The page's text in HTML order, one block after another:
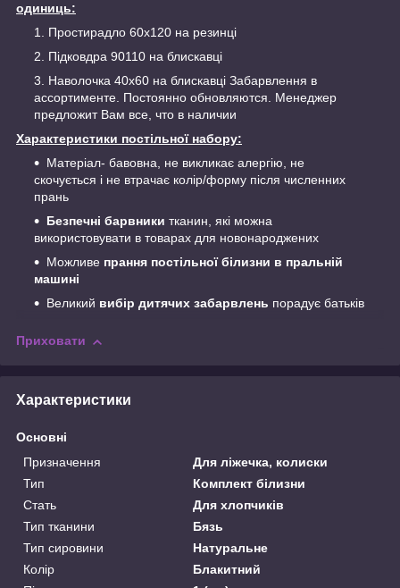
одиниць:
Простирадло 60х120 на резинці
Підковдра 90110 на блискавці
Наволочка 40х60 на блискавці Забарвлення в
ассортименте. Постоянно обновляются. Менеджер
предложит Вам все, что в наличии
Характеристики постільної набору:
Матеріал- бавовна, не викликає алергію, не
скочується і не втрачає колір/форму після численних
прань
Безпечні барвники тканин, які можна
використовувати в товарах для новонароджених
Можливе прання постільної білизни в пральній
машині
Великий вибір дитячих забарвлень порадує батьків
Приховати
Характеристики
Основні
Призначення
Для ліжечка, колиски
Тип
Комплект білизни
Стать
Для хлопчиків
Тип тканини
Бязь
Тип сировини
Натуральне
Колір
Блакитний